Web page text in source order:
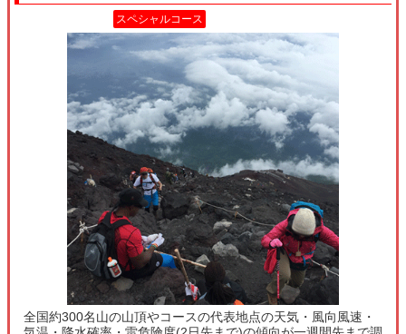
スペシャルコース
全国約300名山の山頂やコースの代表地点の天気・風向風速・